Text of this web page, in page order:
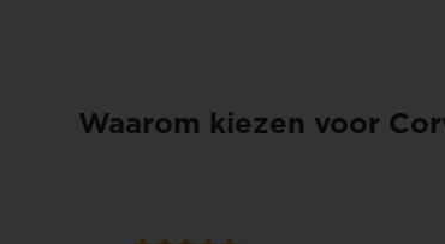
Waarom kiezen voor